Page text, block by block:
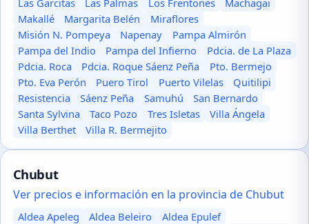
Las Garcitas Las Palmas Los Frentones
Machagai
Makallé
Margarita Belén
Miraflores
Misión N. Pompeya
Napenay
Pampa Almirón
Pampa del Indio
Pampa del Infierno
Pdcia. de La Plaza
Pdcia. Roca
Pdcia. Roque Sáenz Peña
Pto. Bermejo
Pto. Eva Perón
Puero Tirol Puerto Vilelas
Quitilipi
Resistencia
Sáenz Peña Samuhú
San Bernardo
Santa Sylvina
Taco Pozo Tres Isletas
Villa Ángela
Villa Berthet
Villa R. Bermejito
Chubut
Ver precios e información en la provincia de Chubut
Aldea Apeleg Aldea Beleiro
Aldea Epulef